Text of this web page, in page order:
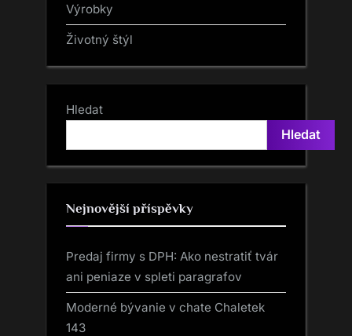
Výrobky
Životný štýl
Hledat
Hledat
Nejnovější příspěvky
Predaj firmy s DPH: Ako nestratiť tvár
ani peniaze v spleti paragrafov
Moderné bývanie v chate Chaletek
143